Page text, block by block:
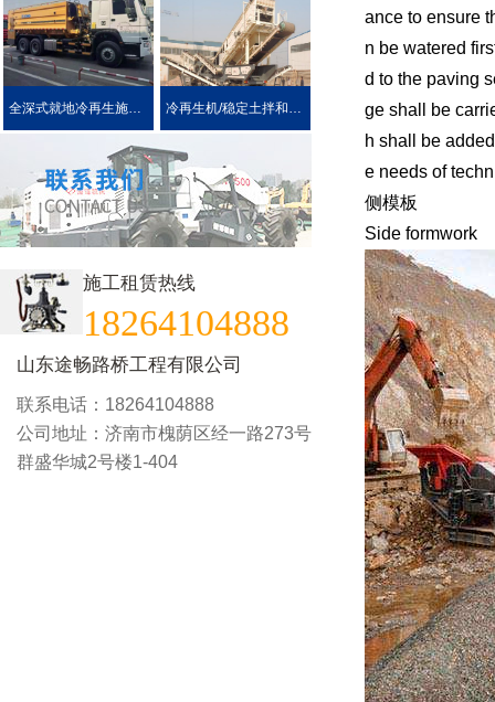
全深式就地冷再生施工中所使用的机械设施设备 冷再生机/稳定土拌和机主要用于哪些作业?
施工租赁热线
18264104888
山东途畅路桥工程有限公司
联系电话：18264104888
公司地址：济南市槐荫区经一路273号
群盛华城2号楼1-404
ance to ensure
n be watered
d to the paving
ge shall be
h shall be
e needs of
侧模板
Side formwork